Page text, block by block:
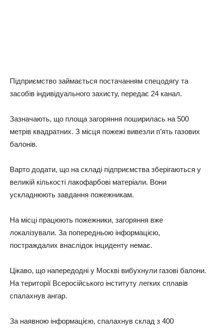
Підприємство займається постачанням спецодягу та
засобів індивідуального захисту, передає 24 канал.
Зазначають, що площа загоряння поширилась на 500
метрів квадратних. З місця пожежі вивезли п’ять газових
балонів.
Варто додати, що на складі підприємства зберігаються у
великій кількості лакофарбові матеріали. Вони
ускладнюють завдання пожежникам.
На місці працюють пожежники, загоряння вже
локалізували. За попередньою інформацією,
постраждалих внаслідок інциденту немає.
Цікаво, що напередодні у Москві вибухнули газові балони.
На території Всеросійського інституту легких сплавів
спалахнув ангар.
За наявною інформацією, спалахнув склад з 400